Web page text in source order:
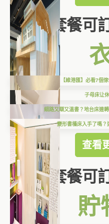
套餐可
【維港匯】必看7個
子母床让
細路又瞓又溫書？地台床連
變形書檯床入手了嗎？
查看
套餐可
貯